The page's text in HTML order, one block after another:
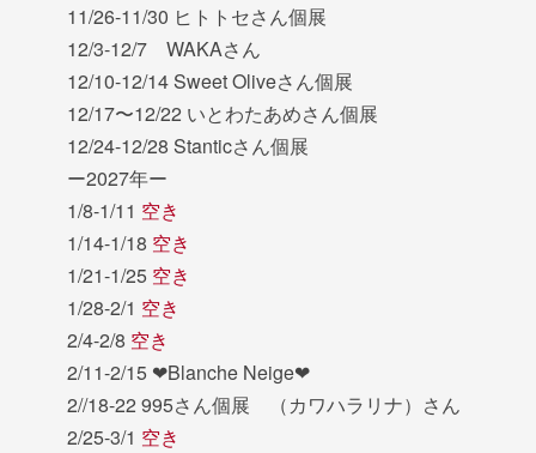
11/26-11/30 ヒトトセさん個展
12/3-12/7 WAKAさん
12/10-12/14 Sweet Oliveさん個展
12/17〜12/22 いとわたあめさん個展
12/24-12/28 Stanticさん個展
ー2027年ー
1/8-1/11 空き
1/14-1/18 空き
1/21-1/25 空き
1/28-2/1 空き
2/4-2/8 空き
2/11-2/15 ❤︎Blanche Neige❤︎
2//18-22 995さん個展 （カワハラリナ）さん
2/25-3/1 空き